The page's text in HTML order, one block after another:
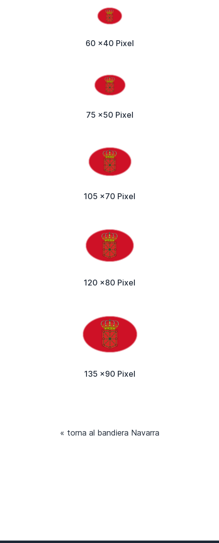
60 x40 Pixel
75 x50 Pixel
105 x70 Pixel
120 x80 Pixel
135 x90 Pixel
« torna al bandiera Navarra